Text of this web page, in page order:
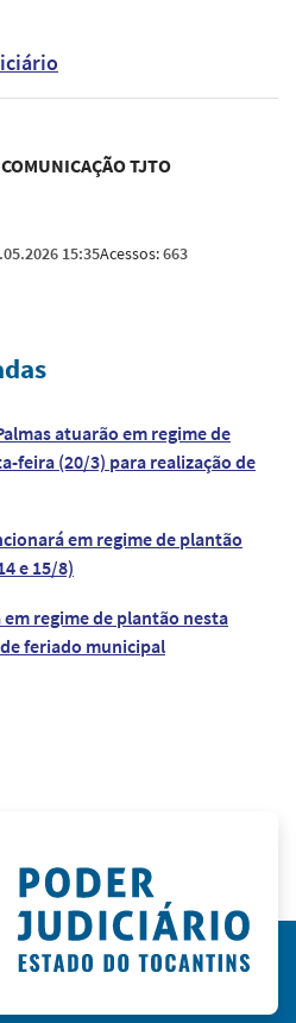
COMUNICAÇÃO TJTO
15:35Acessos:663
atuarão em regime de
feira (20/3) para realização de
em regime de plantão
e 15/8)
regime de plantão nesta
feriado municipal